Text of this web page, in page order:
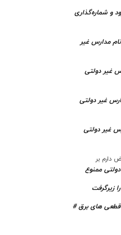
و شماره‌گذاری
مدارس غیر
غیر دولتی
غیر دولتی
غیر دولتی
دارم بر
ممنوع
زیرگرفت
قطعی های برق #